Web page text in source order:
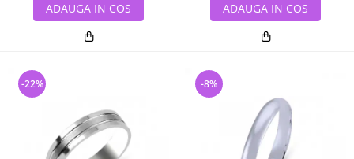
ADAUGA IN COS ADAUGA IN COS
-22% -8%